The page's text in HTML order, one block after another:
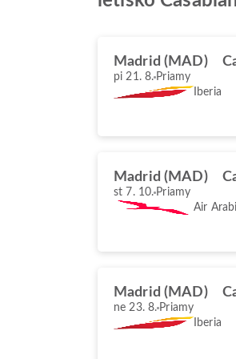
Madrid (MAD)
pi 21. 8. Priamy
Iberia
Madrid (MAD)
st 7. 10. Priamy
Air
Madrid (MAD)
ne 23. 8. Priamy
Iberia